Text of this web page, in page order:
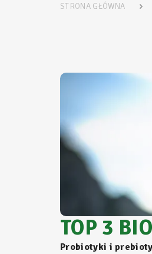
STRONA GŁÓWNA
TOP 3
Probiotyki i